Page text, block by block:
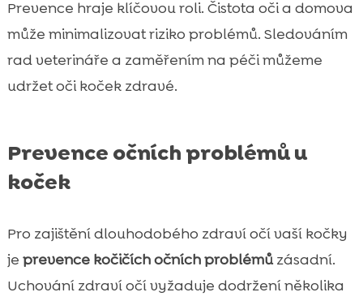
Prevence hraje klíčovou roli. Čistota oči a domova
může minimalizovat riziko problémů. Sledováním
rad veterináře a zaměřením na péči můžeme
udržet oči koček zdravé.
Prevence očních problémů u
koček
Pro zajištění dlouhodobého zdraví očí vaší kočky
je prevence kočičích očních problémůzásadní.
Uchování zdraví očí vyžaduje dodržení několika